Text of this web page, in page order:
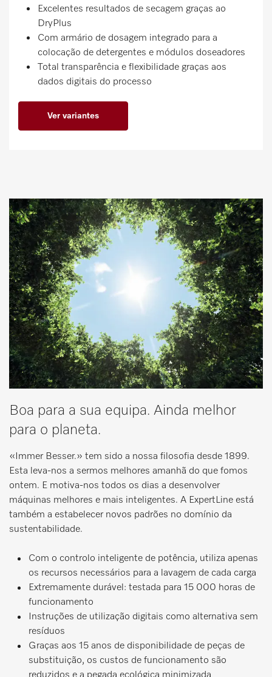
Excelentes resultados de secagem graças ao
DryPlus
Com armário de dosagem integrado para a
colocação de detergentes e módulos doseadores
Total transparência e flexibilidade graças aos
dados digitais do processo
Ver variantes
Boa para a sua equipa. Ainda melhor
para o planeta.
«Immer Besser.» tem sido a nossa filosofia desde 1899.
Esta leva-nos a sermos melhores amanhã do que fomos
ontem. E motiva-nos todos os dias a desenvolver
máquinas melhores e mais inteligentes. A ExpertLine está
também a estabelecer novos padrões no domínio da
sustentabilidade.
Com o controlo inteligente de potência, utiliza apenas
os recursos necessários para a lavagem de cada carga
Extremamente durável: testada para 15 000 horas de
funcionamento
Instruções de utilização digitais como alternativa sem
resíduos
Graças aos 15 anos de disponibilidade de peças de
substituição, os custos de funcionamento são